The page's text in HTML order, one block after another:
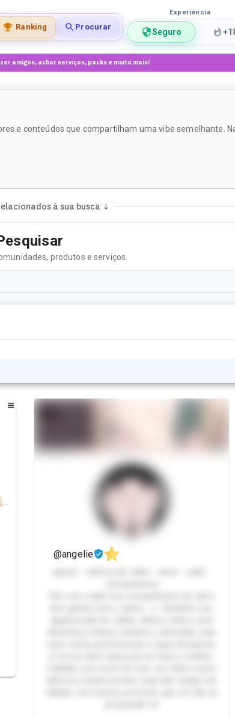
Ranking Procurar
Experiência
Seguro
amigos, achar serviços, packs e muito mais!
e conteúdos que compartilham uma vibe semelhante.
à sua busca ↓
produtos e serviços.
@angelie